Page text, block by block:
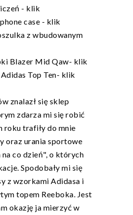
- klik
case - klik
z wbudowanym
Blazer Mid Qaw- klik
Top Ten- klik
znalazł się sklep
zdarza mi się robić
roku trafiły do mnie
oraz urania sportowe
na co dzień", o których
Spodobały mi się
z wzorkami Adidasa i
topem Reeboka. Jest
okazję ja mierzyć w